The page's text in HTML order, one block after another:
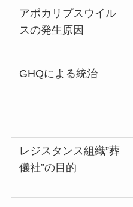
アポカリプスウイル
スの発生原因
GHQによる統治
レジスタンス組織”葬
儀社”の目的